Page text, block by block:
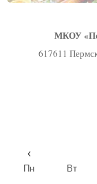
МКОУ
617611
‹
Пн Вт